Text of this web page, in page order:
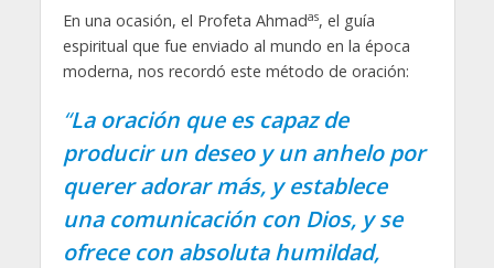
En una ocasión, el Profeta Ahmadas, el guía
espiritual que fue enviado al mundo en la época
moderna, nos recordó este método de oración:
“La oración que es capaz de
producir un deseo y un anhelo por
querer adorar más, y establece
una comunicación con Dios, y se
ofrece con absoluta humildad,